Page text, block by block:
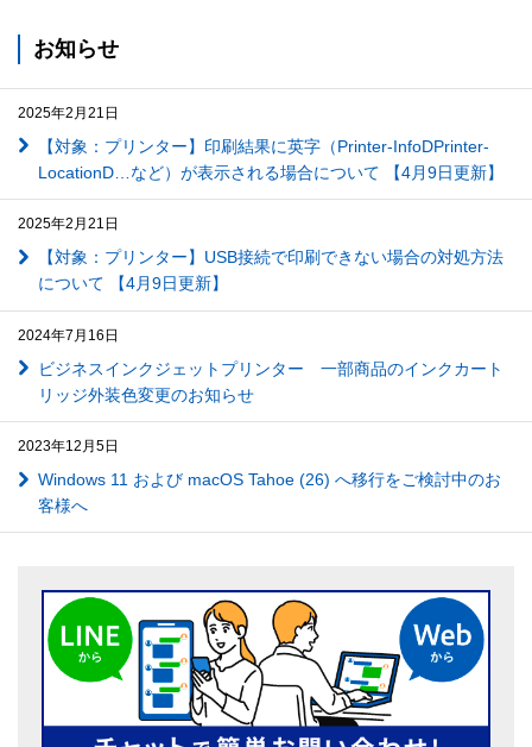
お知らせ
2025年2月21日
【対象：プリンター】印刷結果に英字（Printer-InfoDPrinter-
LocationD…など）が表示される場合について 【4月9日更新】
2025年2月21日
【対象：プリンター】USB接続で印刷できない場合の対処方法
について 【4月9日更新】
2024年7月16日
ビジネスインクジェットプリンター 一部商品のインクカート
リッジ外装色変更のお知らせ
2023年12月5日
Windows 11 および macOS Tahoe (26) へ移行をご検討中のお
客様へ